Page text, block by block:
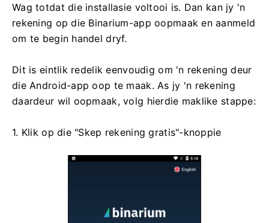
Wag totdat die installasie voltooi is. Dan kan jy 'n
rekening op die Binarium-app oopmaak en aanmeld
om te begin handel dryf.
Dit is eintlik redelik eenvoudig om 'n rekening deur
die Android-app oop te maak. As jy 'n rekening
daardeur wil oopmaak, volg hierdie maklike stappe:
1. Klik op die "Skep rekening gratis"-knoppie